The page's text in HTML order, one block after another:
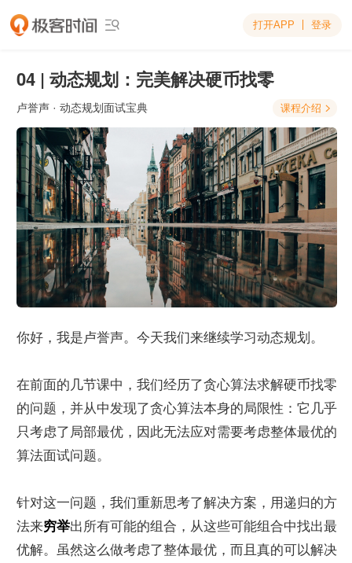
 打开APP 登录
04 | 动态规划：完美解决硬币找零
卢誉声 · 动态规划面试宝典 课程介绍 
你好，我是卢誉声。今天我们来继续学习动态规划。
在前面的几节课中，我们经历了贪心算法求解硬币找零
的问题，并从中发现了贪心算法本身的局限性：它几乎
只考虑了局部最优，因此无法应对需要考虑整体最优的
算法面试问题。
针对这一问题，我们重新思考了解决方案，用递归的方
法来穷举出所有可能的组合，从这些可能组合中找出最
优解。虽然这么做考虑了整体最优，而且真的可以解决